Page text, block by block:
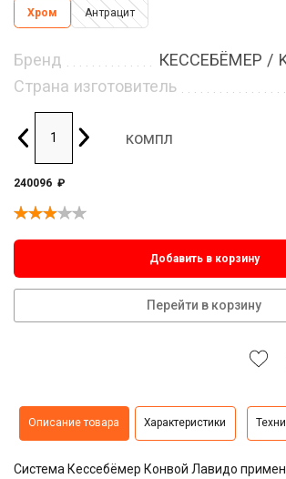
Хром Антрацит
Бренд
КЕССЕБЁМЕР /
Страна изготовитель
компл
240096 ₽
Добавить в корзину
Перейти в корзину
Описание товара Характеристики
Система Кессебёмер Конвой Лавидо